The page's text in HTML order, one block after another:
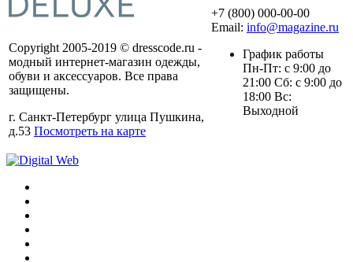
Copyright 2005-2019 © dresscode.ru -
модный интернет-магазин одежды,
обуви и аксессуаров. Все права
защищены.
г. Санкт-Петербург улица Пушкина,
д.53 Посмотреть на карте
+7 (800) 000-00-00
Email: info@magazine.ru
График работы
Пн-Пт: с 9:00 до
21:00 Сб: с 9:00 до
18:00 Вс:
Выходной